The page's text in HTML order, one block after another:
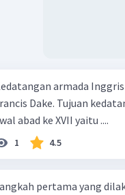
armada
Dake. Tujuan
abad ke XVII yaitu ....
1 4.5
pertama yang